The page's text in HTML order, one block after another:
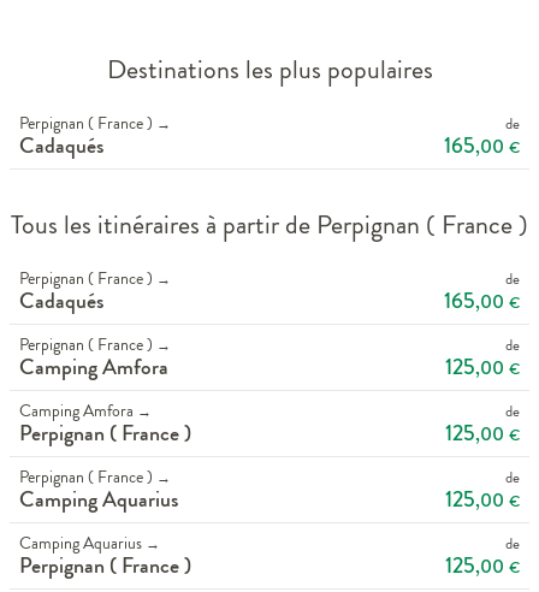
Destinations les plus populaires
Perpignan ( France ) →
Cadaqués
de
165,00 €
Tous les itinéraires à partir de Perpignan ( France )
Perpignan ( France ) →
Cadaqués
de
165,00 €
Perpignan ( France ) →
Camping Amfora
de
125,00 €
Camping Amfora →
Perpignan ( France )
de
125,00 €
Perpignan ( France ) →
Camping Aquarius
de
125,00 €
Camping Aquarius →
Perpignan ( France )
de
125,00 €